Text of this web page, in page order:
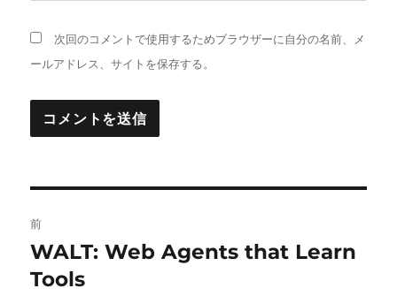
次回のコメントで使用するためブラウザーに自分の名前、メ
ールアドレス、サイトを保存する。
稿
ナ
前
前
の
WALT: Web Agents that Learn
Tools